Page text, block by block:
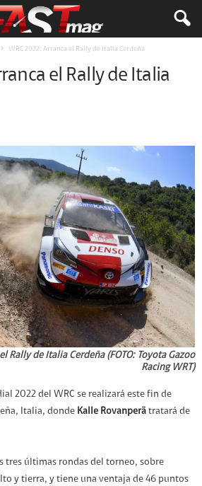
WRC 2022: Arranca el Rally de Italia Cerdeña
el Rally de Italia
Rally de Italia Cerdeña (FOTO: Toyota Gazoo
Racing WRT)
2022 del WRC se realizará este fin de
Italia, donde Kalle Rovanperä tratará de
tres últimas rondas del torneo, sobre
y tierra, y tiene una ventaja de 46 puntos